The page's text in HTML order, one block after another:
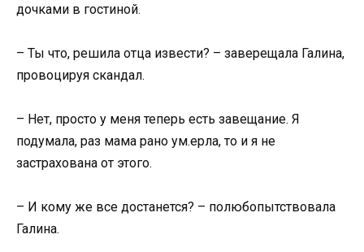
дочками в гостиной.
– Ты что, решила отца извести? – заверещала Галина,
провоцируя скандал.
– Нет, просто у меня теперь есть завещание. Я
подумала, раз мама рано ум.ерла, то и я не
застрахована от этого.
– И кому же все достанется? – полюбопытствовала
Галина.